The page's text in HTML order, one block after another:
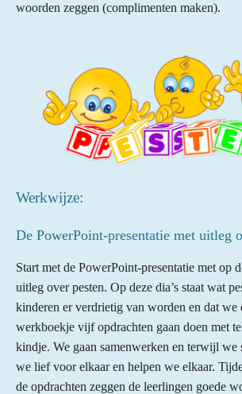
woorden zeggen (complimenten maken).
Werkwijze:
De PowerPoint-presentatie met uitleg
Start met de PowerPoint-presentatie met op
uitleg over pesten. Op deze dia’s staat wat
kinderen er verdrietig van worden en dat we
werkboekje vijf opdrachten gaan doen met
kindje. We gaan samenwerken en terwijl we
we lief voor elkaar en helpen we elkaar.
de opdrachten zeggen de leerlingen goede